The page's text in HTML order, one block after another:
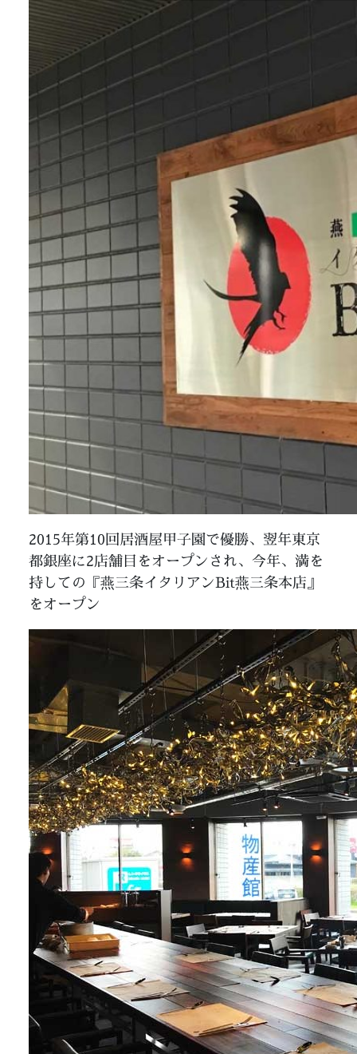
2015年第10回居酒屋甲子園で優勝、翌年東京
都銀座に2店舗目をオープンされ、今年、満を
持しての『燕三条イタリアンBit燕三条本店』
をオープン